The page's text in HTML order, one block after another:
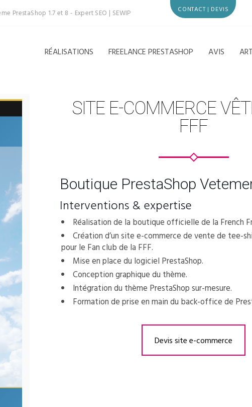
PrestaShop 1.7 et 8 - Expert SEO | SEWIP CONTACT | DEVIS
RÉALISATIONS FREELANCE PRESTASHOP AVIS
SITE E-COMMERCE
FFF
Boutique PrestaShop
Interventions & expertise
Réalisation de la boutique officielle de la French
Création d’un site e-commerce de vente de tee-
pour le Fan club de la FFF.
Mise en place du logiciel PrestaShop.
Conception graphique du thème.
Intégration du thème PrestaShop sur-mesure.
Formation de prise en main du back-office de
Devis site e-commerce